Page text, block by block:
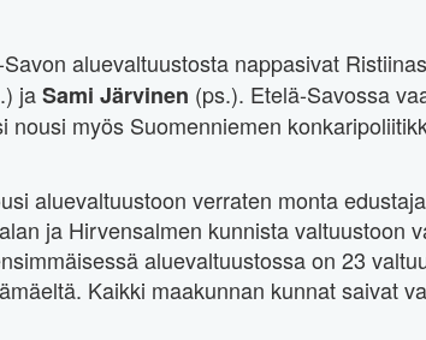
aluevaltuustosta nappasivat
jaSami Järvinen (ps.). Etelä-Savossa
myös Suomenniemen
aluevaltuustoon verraten monta
ja Hirvensalmen kunnista valtuustoon
aluevaltuustossa on 23
Kaikki maakunnan kunnat saivat